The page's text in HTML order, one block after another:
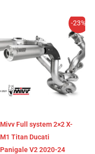
-23%
Mivv Full system 2×2 X-
M1 Titan Ducati
Panigale V2 2020-24
original
era:
4.214,43€.
El
precio
actual
es: